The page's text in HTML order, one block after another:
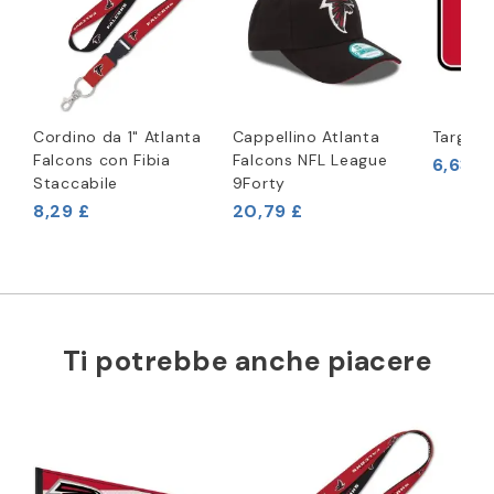
Cordino da 1" Atlanta
Falcons con Fibia
Staccabile
8,29 £
Cappellino Atlanta
Falcons NFL League
9Forty
20,79 £
Targa
6,63 £
Ti potrebbe anche piacere